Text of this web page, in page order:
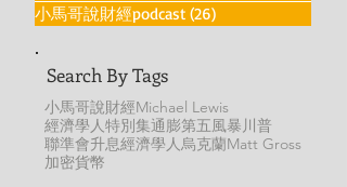
小馬哥說財經podcast (26)
Search By Tags
小馬哥說財經Michael Lewis
經濟學人特別集通膨第五風暴 川普
聯準會升息經濟學人 烏克蘭Matt Gross
加密貨幣